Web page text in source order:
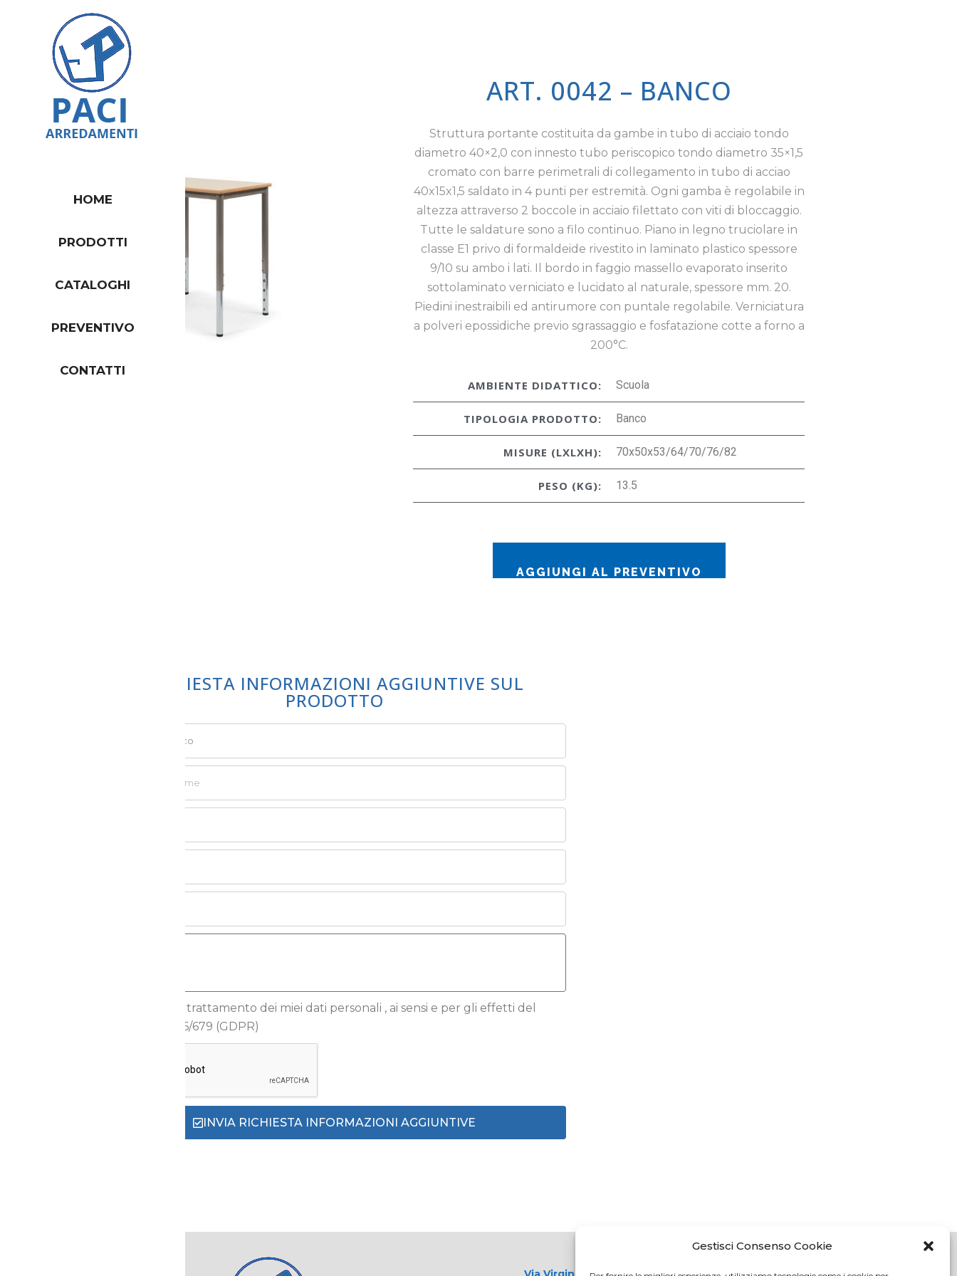
Gestisci Consenso Cookie
HOME
PRODOTTI
CATALOGHI
PREVENTIVO
CONTATTI
ART. 0042 – BANCO
Struttura portante costituita da gambe in tubo di acciaio tondo
diametro 40×2,0 con innesto tubo periscopico tondo diametro 35×1,5
cromato con barre perimetrali di collegamento in tubo di acciao
40x15x1,5 saldato in 4 punti per estremità. Ogni gamba è regolabile in
altezza attraverso 2 boccole in acciaio filettato con viti di bloccaggio.
Tutte le saldature sono a filo continuo. Piano in legno truciolare in
classe E1 privo di formaldeide rivestito in laminato plastico spessore
9/10 su ambo i lati. Il bordo in faggio massello evaporato inserito
sottolaminato verniciato e lucidato al naturale, spessore mm. 20.
Piedini inestraibili ed antirumore con puntale regolabile. Verniciatura
a polveri epossidiche previo sgrassaggio e fosfatazione cotte a forno a
200°C.
AMBIENTE DIDATTICO: Scuola
TIPOLOGIA PRODOTTO: Banco
MISURE (LXLXH): 70x50x53/64/70/76/82
PESO (KG): 13.5
AGGIUNGI AL PREVENTIVO
RICHIESTA INFORMAZIONI AGGIUNTIVE SUL
PRODOTTO
Autorizzo il trattamento dei miei dati personali , ai sensi e per gli effetti del
Reg.to UE 2016/679 (GDPR)
INVIA RICHIESTA INFORMAZIONI AGGIUNTIVE